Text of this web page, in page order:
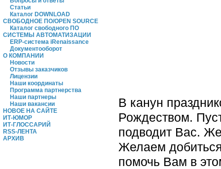
Статьи
Каталог DOWNLOAD
СВОБОДНОЕ ПО/OPEN SOURCE
Каталог свободного ПО
СИСТЕМЫ АВТОМАТИЗАЦИИ
ERP-система iRenaissance
Документооборот
О КОМПАНИИ
Новости
Отзывы заказчиков
Лицензии
Наши координаты
Программа партнерства
Наши партнеры
Наши вакансии
НОВОЕ НА САЙТЕ
ИТ-ЮМОР
ИТ-ГЛОССАРИЙ
RSS-ЛЕНТА
АРХИВ
В канун
Рождеством.
подводит Вас.
Желаем
помочь Вам в